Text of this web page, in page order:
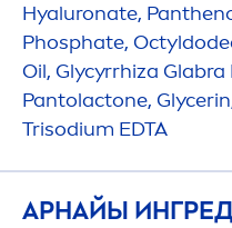
Hyaluronate,
Phosphate,
Oil, Glycyrrhiza
Pantolactone,
Trisodium EDTA
АРНАЙЫ